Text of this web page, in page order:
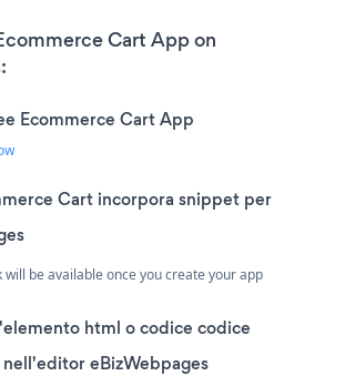
Cart App on
Ecommerce Cart App
Cart incorpora snippet per
will be available once you create your app
html o codice codice
eBizWebpages